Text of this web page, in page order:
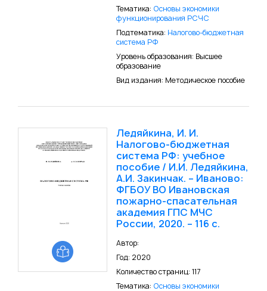
Тематика: Основы экономики
функционирования РСЧС
Подтематика: Налогово-бюджетная
система РФ
Уровень образования: Высшее
образование
Вид издания: Методическое пособие
Ледяйкина, И. И.
Налогово-бюджетная
система РФ: учебное
пособие / И.И. Ледяйкина,
А.И. Закинчак. – Иваново:
ФГБОУ ВО Ивановская
пожарно-спасательная
академия ГПС МЧС
России, 2020. – 116 с.
Автор:
Год: 2020
Количество страниц: 117
Тематика: Основы экономики